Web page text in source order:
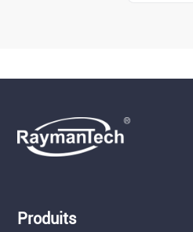
Produits